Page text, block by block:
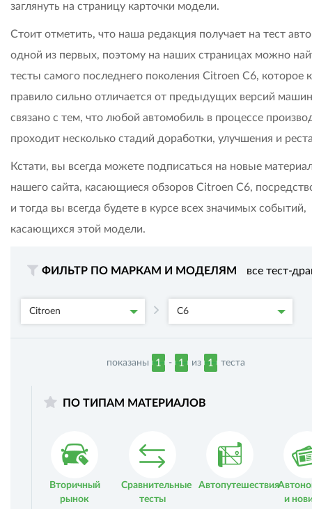
заглянуть на страницу карточки модели.
Стоит отметить, что наша редакция получает на тест
одной из первых, поэтому на наших страницах можно
тесты самого последнего поколения Citroen C6, которое
правило сильно отличается от предыдущих версий
связано с тем, что любой автомобиль в процессе
проходит несколько стадий доработки, улучшения и
Кстати, вы всегда можете подписаться на новые
нашего сайта, касающиеся обзоров Citroen C6,
и тогда вы всегда будете в курсе всех значимых событий,
касающихся этой модели.
ФИЛЬТР ПО МАРКАМ И МОДЕЛЯМ все тест-
Citroen C6
показаны 1 - 1 из 1 теста
ПО ТИПАМ МАТЕРИАЛОВ
Вторичный
рынок
Сравнительные
тесты
Автопутешествия
и